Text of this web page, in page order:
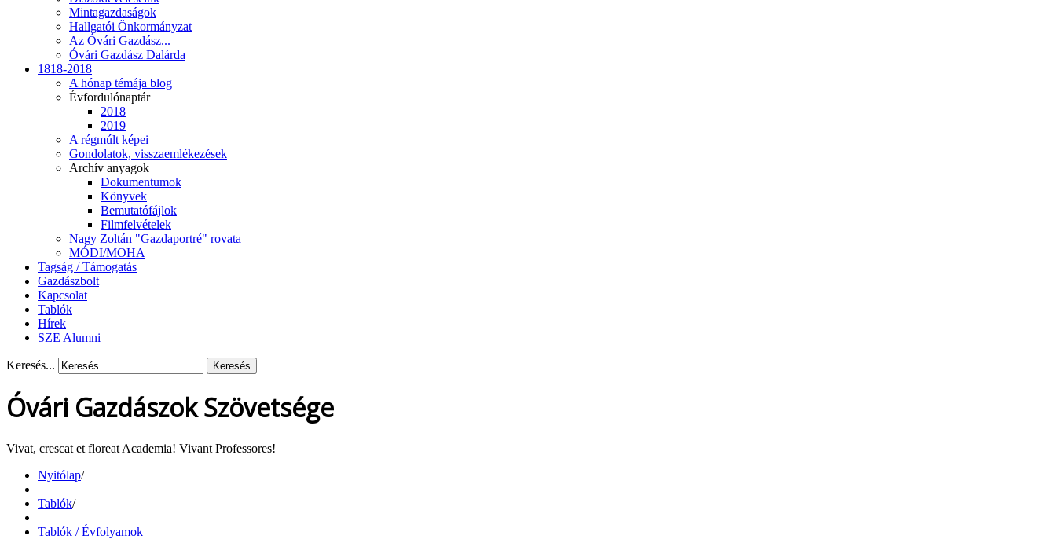
Mintagazdaságok
Hallgatói Önkormányzat
Az Óvári Gazdász...
Óvári Gazdász Dalárda
1818-2018
A hónap témája blog
Évfordulónaptár
2018
2019
A régmúlt képei
Gondolatok, visszaemlékezések
Archív anyagok
Dokumentumok
Könyvek
Bemutatófájlok
Filmfelvételek
Nagy Zoltán "Gazdaportré" rovata
MÓDI/MOHA
Tagság / Támogatás
Gazdászbolt
Kapcsolat
Tablók
Hírek
SZE Alumni
Keresés... Keresés
Óvári Gazdászok Szövetsége
Vivat, crescat et floreat Academia! Vivant Professores!
Nyitólap/
Tablók/
Tablók / Évfolyamok